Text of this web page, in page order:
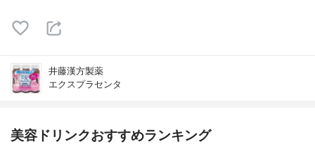
井藤漢方製薬
エクスプラセンタ
美容ドリンクおすすめランキング